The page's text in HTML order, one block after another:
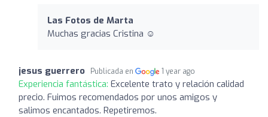
Las Fotos de Marta
Muchas gracias Cristina ☺️
jesus guerrero Publicada en 1 year ago
Experiencia fantástica: Excelente trato y relación calidad
precio. Fuimos recomendados por unos amigos y
salimos encantados. Repetiremos.